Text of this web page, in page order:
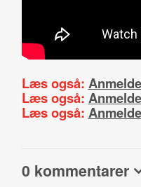
Læs også:
Læs også:
Læs også:
0 kommentarer